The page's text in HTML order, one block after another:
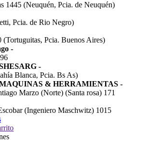
1445 (Neuquén, Pcia. de Neuquén)
Pcia. de Rio Negro)
Pcia. Buenos Aires)
-
-
Blanca, Pcia. Bs As)
& HERRAMIENTAS -
Marzo (Norte) (Santa rosa) 171
(Ingeniero Maschwitz) 1015